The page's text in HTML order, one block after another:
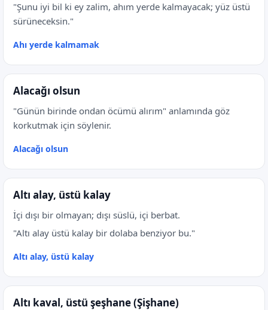
"Şunu iyi bil ki ey zalim, ahım yerde kalmayacak; yüz üstü
sürüneceksin."
Ahı yerde kalmamak
Alacağı olsun
"Günün birinde ondan öcümü alırım" anlamında göz
korkutmak için söylenir.
Alacağı olsun
Altı alay, üstü kalay
İçi dışı bir olmayan; dışı süslü, içi berbat.
"Altı alay üstü kalay bir dolaba benziyor bu."
Altı alay, üstü kalay
Altı kaval, üstü şeşhane (Şişhane)